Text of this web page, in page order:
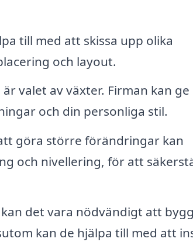
till med att skissa upp olika
och layout.
valet av växter. Firman kan ge
och din personliga stil.
göra större förändringar kan
och nivellering, för att
det vara nödvändigt att
kan de hjälpa till med att